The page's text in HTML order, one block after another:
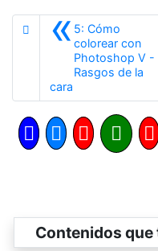
«5: Cómo
colorear con
Photoshop V -
Rasgos de la
cara
Contenidos